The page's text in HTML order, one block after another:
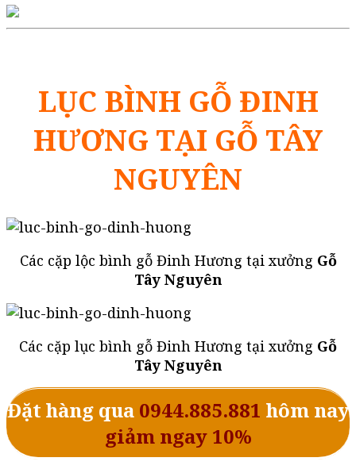
LỤC BÌNH GỖ ĐINH
HƯƠNG TẠI GỖ TÂY
NGUYÊN
Các cặp lộc bình gỗ Đinh Hương tại xưởng Gỗ
Tây Nguyên
Các cặp lục bình gỗ Đinh Hương tại xưởng Gỗ
Tây Nguyên
Đặt hàng qua 0944.885.881 hôm nay
giảm ngay 10%